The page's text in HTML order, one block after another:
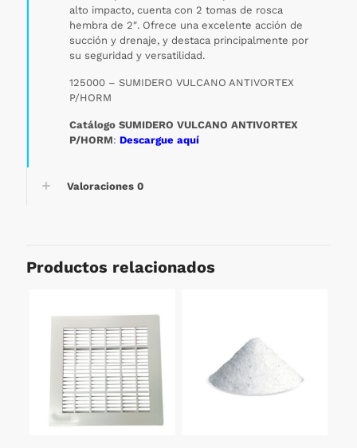
alto impacto, cuenta con 2 tomas de rosca
hembra de 2″. Ofrece una excelente acción de
succión y drenaje, y destaca principalmente por
su seguridad y versatilidad.
125000 – SUMIDERO VULCANO ANTIVORTEX
P/HORM
Catálogo SUMIDERO VULCANO ANTIVORTEX
P/HORM: Descargue aquí
Valoraciones 0
Productos relacionados